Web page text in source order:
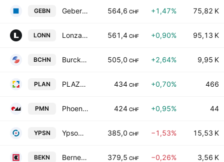
GEBN Geberit AG 564,6 CHF +1,47% 75,82 K
LONN Lonza Group AG 561,4 CHF +0,90% 95,13 K
BCHN Burckhardt Compression Holding AG 505,0 CHF +2,64% 9,95 K
PLAN PLAZZA AG Class A 434 CHF +0,70% 466
PMN Phoenix Mecano AG 424 CHF +0,95% 44
YPSN Ypsomed Holding AG 385,0 CHF −1,53% 15,53 K
BEKN Berner Kantonalbank AG 379,5 CHF −0,26% 3,56 K